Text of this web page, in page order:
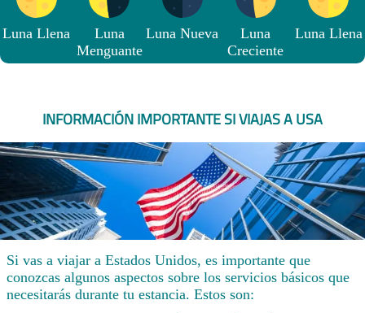
Luna Llena
Luna
Menguante
Luna Nueva
Luna
Creciente
Luna Llena
INFORMACIÓN IMPORTANTE SI VIAJAS A USA
Si vas a viajar a Estados Unidos, es importante que
conozcas algunos aspectos sobre los servicios básicos que
necesitarás durante tu estancia. Estos son: